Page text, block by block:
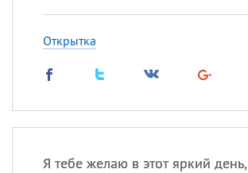
Открытка
Я тебе желаю в этот яркий день,